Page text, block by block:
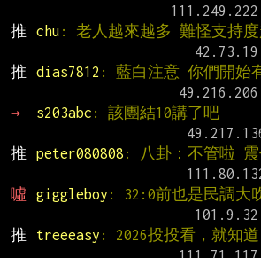
推
chu : 老人越來越多 難怪支持度
推
dias7812 : 藍白注意 你們開始
→
s203abc : 該團結10講了吧
推
peter080808 : 八卦：不管啦 震
噓
giggleboy : 32:0前也是民調大
推
treeeasy : 2026投投看，就知道